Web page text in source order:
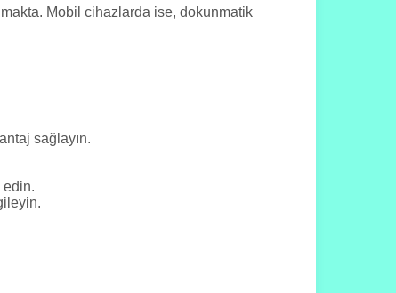
Mobil cihazlarda ise, dokunmatik
sağlayın.
edin.